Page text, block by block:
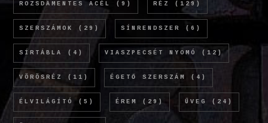
ROZSDAMENTES ACÉL (9) RÉZ (129)
SZERSZÁMOK (29) SÍNRENDSZER (6)
SÍRTÁBLA (4) VIASZPECSÉT NYOMÓ (12)
VÖRÖSRÉZ (11) ÉGETŐ SZERSZÁM (4)
ÉLVILÁGÍTÓ (5) ÉREM (29) ÜVEG (24)